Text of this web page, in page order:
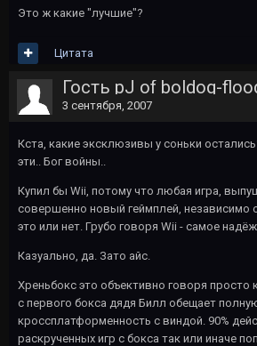
Это ж какие "лучшие"?
Цитата
Гость pJ of boldog-
3 сентября, 2007
Кста, какие эксклюзивы у соньки
эти.. Бог войны..
Купил бы Wii, потому что любая игра,
совершенно новый геймплей, независимо
это или нет. Грубо говоря Wii - самое
Казуально, да. Зато айс.
Хреньбокс это объективно говоря просто
с первого бокса дядя Билл обещает
кроссплатформенность с виндой. 90%
раскрученных игр с бокса так или иначе